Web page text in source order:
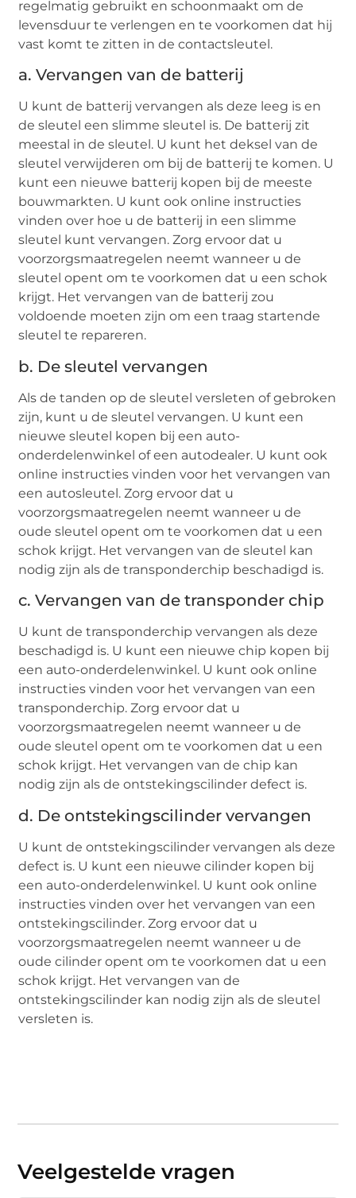
regelmatig gebruikt en schoonmaakt om de
levensduur te verlengen en te voorkomen dat hij
vast komt te zitten in de contactsleutel.
a. Vervangen van de batterij
U kunt de batterij vervangen als deze leeg is en
de sleutel een slimme sleutel is. De batterij zit
meestal in de sleutel. U kunt het deksel van de
sleutel verwijderen om bij de batterij te komen. U
kunt een nieuwe batterij kopen bij de meeste
bouwmarkten. U kunt ook online instructies
vinden over hoe u de batterij in een slimme
sleutel kunt vervangen. Zorg ervoor dat u
voorzorgsmaatregelen neemt wanneer u de
sleutel opent om te voorkomen dat u een schok
krijgt. Het vervangen van de batterij zou
voldoende moeten zijn om een traag startende
sleutel te repareren.
b. De sleutel vervangen
Als de tanden op de sleutel versleten of gebroken
zijn, kunt u de sleutel vervangen. U kunt een
nieuwe sleutel kopen bij een auto-
onderdelenwinkel of een autodealer. U kunt ook
online instructies vinden voor het vervangen van
een autosleutel. Zorg ervoor dat u
voorzorgsmaatregelen neemt wanneer u de
oude sleutel opent om te voorkomen dat u een
schok krijgt. Het vervangen van de sleutel kan
nodig zijn als de transponderchip beschadigd is.
c. Vervangen van de transponder chip
U kunt de transponderchip vervangen als deze
beschadigd is. U kunt een nieuwe chip kopen bij
een auto-onderdelenwinkel. U kunt ook online
instructies vinden voor het vervangen van een
transponderchip. Zorg ervoor dat u
voorzorgsmaatregelen neemt wanneer u de
oude sleutel opent om te voorkomen dat u een
schok krijgt. Het vervangen van de chip kan
nodig zijn als de ontstekingscilinder defect is.
d. De ontstekingscilinder vervangen
U kunt de ontstekingscilinder vervangen als deze
defect is. U kunt een nieuwe cilinder kopen bij
een auto-onderdelenwinkel. U kunt ook online
instructies vinden over het vervangen van een
ontstekingscilinder. Zorg ervoor dat u
voorzorgsmaatregelen neemt wanneer u de
oude cilinder opent om te voorkomen dat u een
schok krijgt. Het vervangen van de
ontstekingscilinder kan nodig zijn als de sleutel
versleten is.
Veelgestelde vragen